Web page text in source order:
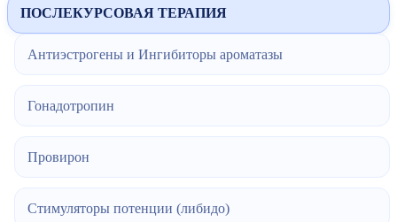
ПОСЛЕКУРСОВАЯ ТЕРАПИЯ
Антиэстрогены и Ингибиторы ароматазы
Гонадотропин
Провирон
Стимуляторы потенции (либидо)